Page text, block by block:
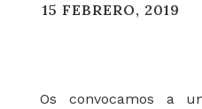
15 FEBRERO, 2019
Os convocamos a